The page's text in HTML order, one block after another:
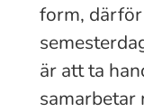
form,
är att ta
samarbetar